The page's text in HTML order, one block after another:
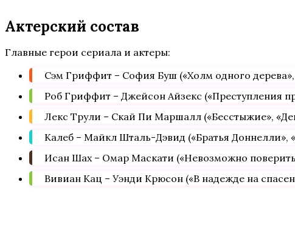
Актерский состав
Главные герои сериала и актеры:
Сэм Гриффит – София Буш («Холм одного
Роб Гриффит – Джейсон Айзекс («Преступления
Лекс Трули – Скай Пи Маршалл («Бесстыжие»,
Калеб – Майкл Шталь-Дэвид («Братья Доннелли»,
Исан Шах – Омар Маскати («Невозможно
Вивиан Кац – Уэнди Крюсон («В надежде на